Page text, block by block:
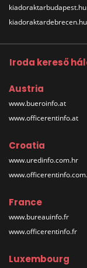
kiadoraktarbudapest.hu
kiadoraktardebrecen.hu
Iroda kereső
Austria
www.bueroinfo.at
www.officerentinfo.at
Croatia
www.uredinfo.com.hr
France
www.bureauinfo.fr
www.officerentinfo.fr
Luxembourg